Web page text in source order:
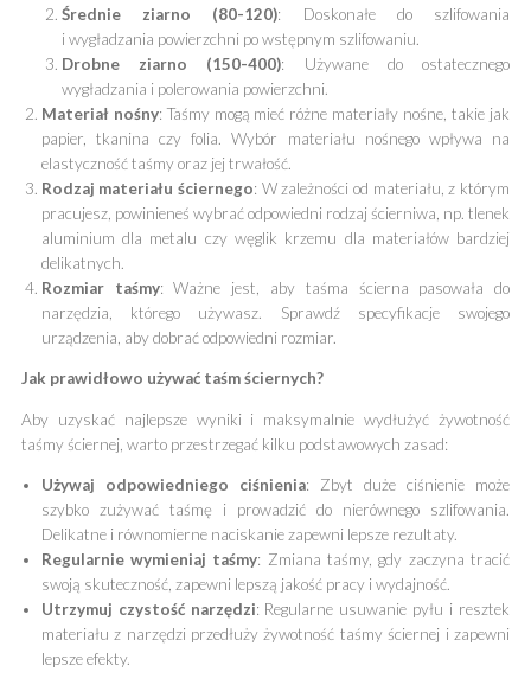
Średnie ziarno (80-120): Doskonałe do szlifowania
i wygładzania powierzchni po wstępnym szlifowaniu.
Drobne ziarno (150-400): Używane do ostatecznego
wygładzania i polerowania powierzchni.
Materiał nośny: Taśmy mogą mieć różne materiały nośne, takie jak
papier, tkanina czy folia. Wybór materiału nośnego wpływa na
elastyczność taśmy oraz jej trwałość.
Rodzaj materiału ściernego: W zależności od materiału, z którym
pracujesz, powinieneś wybrać odpowiedni rodzaj ścierniwa, np. tlenek
aluminium dla metalu czy węglik krzemu dla materiałów bardziej
delikatnych.
Rozmiar taśmy: Ważne jest, aby taśma ścierna pasowała do
narzędzia, którego używasz. Sprawdź specyfikacje swojego
urządzenia, aby dobrać odpowiedni rozmiar.
Jak prawidłowo używać taśm ściernych?
Aby uzyskać najlepsze wyniki i maksymalnie wydłużyć żywotność
taśmy ściernej, warto przestrzegać kilku podstawowych zasad:
Używaj odpowiedniego ciśnienia: Zbyt duże ciśnienie może
szybko zużywać taśmę i prowadzić do nierównego szlifowania.
Delikatne i równomierne naciskanie zapewni lepsze rezultaty.
Regularnie wymieniaj taśmy: Zmiana taśmy, gdy zaczyna tracić
swoją skuteczność, zapewni lepszą jakość pracy i wydajność.
Utrzymuj czystość narzędzi: Regularne usuwanie pyłu i resztek
materiału z narzędzi przedłuży żywotność taśmy ściernej i zapewni
lepsze efekty.